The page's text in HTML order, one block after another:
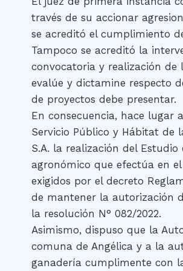
través de su accionar
se acreditó el cumplimiento
Tampoco se acreditó la
convocatoria y realización
evalúe y dictamine respecto
de proyectos debe presentar.
En consecuencia, hace
Servicio Público y Hábitat de
S.A. la realización del
agronómico que efectúa en
exigidos por el decreto
de mantener la autorización
la resolución N° 082/2022.
Asimismo, dispuso que la
comuna de Angélica y a la
ganadería cumplimente con